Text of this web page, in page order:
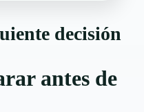
decisión
antes de